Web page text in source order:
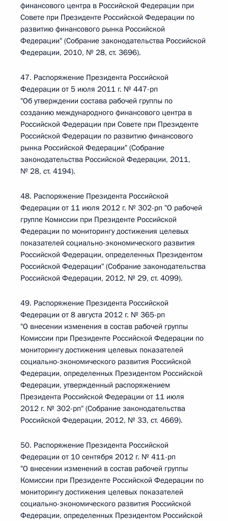
финансового центра в Российской Федерации при
Совете при Президенте Российской Федерации по
развитию финансового рынка Российской
Федерации" (Собрание законодательства Российской
Федерации, 2010, № 28, ст. 3696).
47. Распоряжение Президента Российской
Федерации от 5 июля 2011 г. № 447-рп
"Об утверждении состава рабочей группы по
созданию международного финансового центра в
Российской Федерации при Совете при Президенте
Российской Федерации по развитию финансового
рынка Российской Федерации" (Собрание
законодательства Российской Федерации, 2011,
№ 28, ст. 4194).
48. Распоряжение Президента Российской
Федерации от 11 июля 2012 г. № 302-рп "О рабочей
группе Комиссии при Президенте Российской
Федерации по мониторингу достижения целевых
показателей социально-экономического развития
Российской Федерации, определенных Президентом
Российской Федерации" (Собрание законодательства
Российской Федерации, 2012, № 29, ст. 4099).
49. Распоряжение Президента Российской
Федерации от 8 августа 2012 г. № 365-рп
"О внесении изменения в состав рабочей группы
Комиссии при Президенте Российской Федерации по
мониторингу достижения целевых показателей
социально-экономического развития Российской
Федерации, определенных Президентом Российской
Федерации, утвержденный распоряжением
Президента Российской Федерации от 11 июля
2012 г. № 302-рп" (Собрание законодательства
Российской Федерации, 2012, № 33, ст. 4669).
50. Распоряжение Президента Российской
Федерации от 10 сентября 2012 г. № 411-рп
"О внесении изменений в состав рабочей группы
Комиссии при Президенте Российской Федерации по
мониторингу достижения целевых показателей
социально-экономического развития Российской
Федерации, определенных Президентом Российской